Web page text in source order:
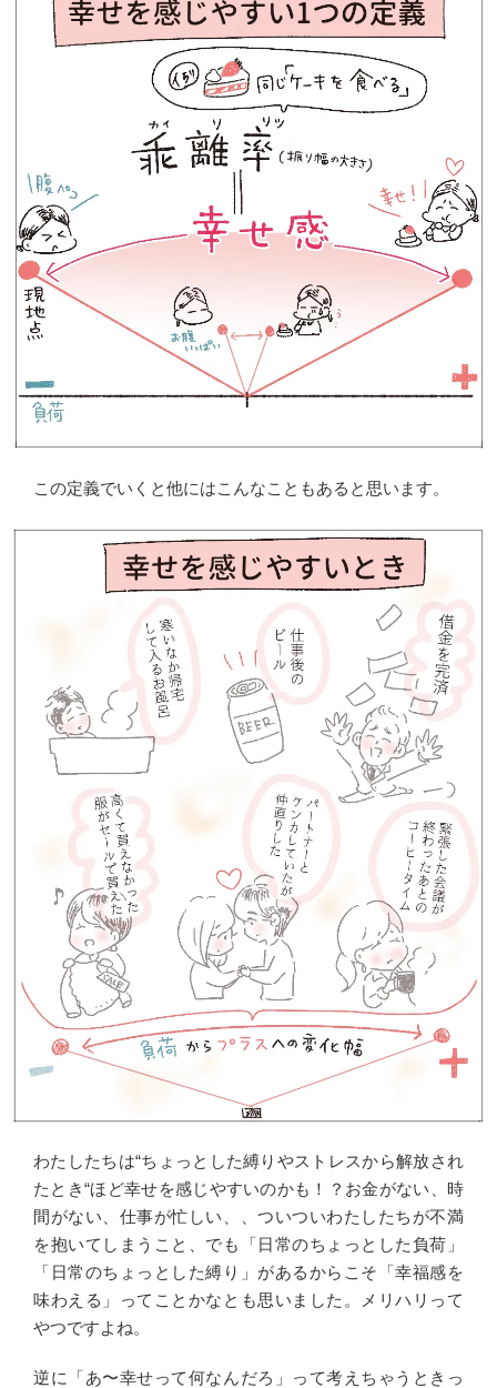
この定義でいくと他にはこんなこともあると思います。
わたしたちは“ちょっとした縛りやストレスから解放され
たとき“ほど幸せを感じやすいのかも！？お金がない、時
間がない、仕事が忙しい、、ついついわたしたちが不満
を抱いてしまうこと、でも「日常のちょっとした負荷」
「日常のちょっとした縛り」があるからこそ「幸福感を
味わえる」ってことかなとも思いました。メリハリって
やつですよね。
逆に「あ〜幸せって何なんだろ」って考えちゃうときっ